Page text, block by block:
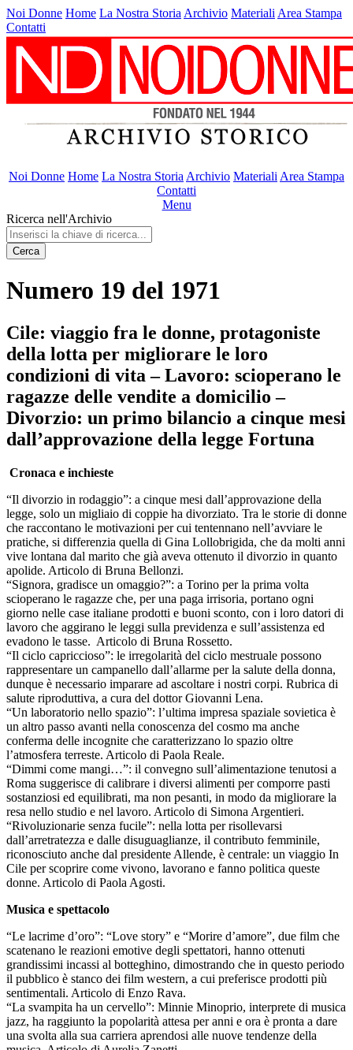
Noi Donne Home La Nostra Storia Archivio Materiali Area Stampa
Contatti
Noi Donne Home La Nostra Storia Archivio Materiali Area Stampa
Contatti
Menu
Ricerca nell'Archivio
Cerca
Numero 19 del 1971
Cile: viaggio fra le donne, protagoniste
della lotta per migliorare le loro
condizioni di vita – Lavoro: scioperano le
ragazze delle vendite a domicilio –
Divorzio: un primo bilancio a cinque mesi
dall’approvazione della legge Fortuna
Cronaca e inchieste
“Il divorzio in rodaggio”: a cinque mesi dall’approvazione della
legge, solo un migliaio di coppie ha divorziato. Tra le storie di donne
che raccontano le motivazioni per cui tentennano nell’avviare le
pratiche, si differenzia quella di Gina Lollobrigida, che da molti anni
vive lontana dal marito che già aveva ottenuto il divorzio in quanto
apolide. Articolo di Bruna Bellonzi.
“Signora, gradisce un omaggio?”: a Torino per la prima volta
scioperano le ragazze che, per una paga irrisoria, portano ogni
giorno nelle case italiane prodotti e buoni sconto, con i loro datori di
lavoro che aggirano le leggi sulla previdenza e sull’assistenza ed
evadono le tasse. Articolo di Bruna Rossetto.
“Il ciclo capriccioso”: le irregolarità del ciclo mestruale possono
rappresentare un campanello dall’allarme per la salute della donna,
dunque è necessario imparare ad ascoltare i nostri corpi. Rubrica di
salute riproduttiva, a cura del dottor Giovanni Lena.
“Un laboratorio nello spazio”: l’ultima impresa spaziale sovietica è
un altro passo avanti nella conoscenza del cosmo ma anche
conferma delle incognite che caratterizzano lo spazio oltre
l’atmosfera terreste. Articolo di Paola Reale.
“Dimmi come mangi…”: il convegno sull’alimentazione tenutosi a
Roma suggerisce di calibrare i diversi alimenti per comporre pasti
sostanziosi ed equilibrati, ma non pesanti, in modo da migliorare la
resa nello studio e nel lavoro. Articolo di Simona Argentieri.
“Rivoluzionarie senza fucile”: nella lotta per risollevarsi
dall’arretratezza e dalle disuguaglianze, il contributo femminile,
riconosciuto anche dal presidente Allende, è centrale: un viaggio In
Cile per scoprire come vivono, lavorano e fanno politica queste
donne. Articolo di Paola Agosti.
Musica e spettacolo
“Le lacrime d’oro”: “Love story” e “Morire d’amore”, due film che
scatenano le reazioni emotive degli spettatori, hanno ottenuti
grandissimi incassi al botteghino, dimostrando che in questo periodo
il pubblico è stanco dei film western, a cui preferisce prodotti più
sentimentali. Articolo di Enzo Rava.
“La svampita ha un cervello”: Minnie Minoprio, interprete di musica
jazz, ha raggiunto la popolarità attesa per anni e ora è pronta a dare
una svolta alla sua carriera aprendosi alle nuove tendenze della